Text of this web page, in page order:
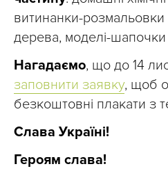
витинанки-розмальовки
дерева, моделі-
Нагадаємо, що до 14
заповнити заявку, щоб
безкоштовні плакати з
Слава Україні!
Героям слава!